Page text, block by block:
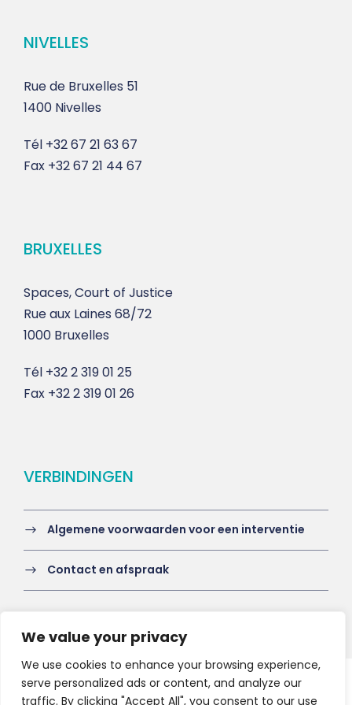
We value your privacy
We use cookies to enhance your browsing experience,
serve personalized ads or content, and analyze our
traffic. By clicking "Accept All", you consent to our use
NIVELLES
Rue de Bruxelles 51
1400 Nivelles
Tél +32 67 21 63 67
Fax +32 67 21 44 67
BRUXELLES
Spaces, Court of Justice
Rue aux Laines 68/72
1000 Bruxelles
Tél +32 2 319 01 25
Fax +32 2 319 01 26
VERBINDINGEN
Algemene voorwaarden voor een interventie
Contact en afspraak
Copyright 2021 HV-A, All Right Reserved